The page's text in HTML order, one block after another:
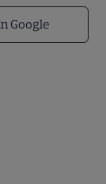
Google